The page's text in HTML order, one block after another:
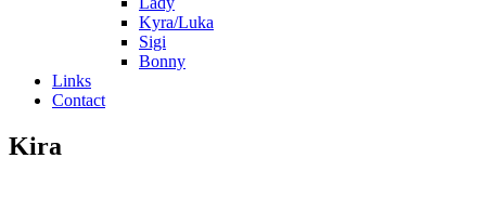
Kyra/Luka
Sigi
Bonny
Links
Contact
Kira